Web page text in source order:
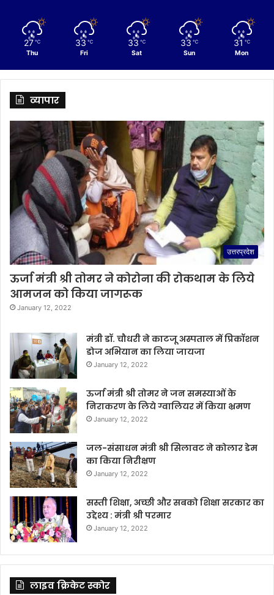
27 ℃
Thu
33 ℃
Fri
33 ℃
Sat
33 ℃
Sun
31 ℃
Mon
व्यापार
उत्तरप्रदेश
ऊर्जा मंत्री श्री तोमर ने कोरोना की रोकथाम के लिये
आमजन को किया जागरूक
January 12, 2022
मंत्री डॉ. चौधरी ने काटजू अस्पताल में प्रिकॉशन
डोज अभियान का लिया जायजा
January 12, 2022
ऊर्जा मंत्री श्री तोमर ने जन समस्याओं के
निराकरण के लिये ग्वालियर में किया भ्रमण
January 12, 2022
जल-संसाधन मंत्री श्री सिलावट ने कोलार डेम
का किया निरीक्षण
January 12, 2022
सस्ती शिक्षा, अच्छी और सबको शिक्षा सरकार का
उद्देश्य : मंत्री श्री परमार
January 12, 2022
लाइव क्रिकेट स्कोर